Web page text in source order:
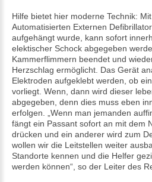
Hilfe bietet hier moderne Technik:
Automatisierten Externen
aufgehängt wurde, kann sofort
elektischer Schock abgegeben
Kammerflimmern beendet und
Herzschlag ermöglicht. Das Gerät
Elektroden aufgeklebt werden, ob
vorliegt. Wenn, dann wird dieser
abgegeben, denn dies muss eben
erfolgen. „Wenn man jemanden
fängt ein Passant sofort an mit dem
drücken und ein anderer wird zum
wollen wir die Leitstellen weiter
Standorte kennen und die Helfer
werden können“, so der Leiter des